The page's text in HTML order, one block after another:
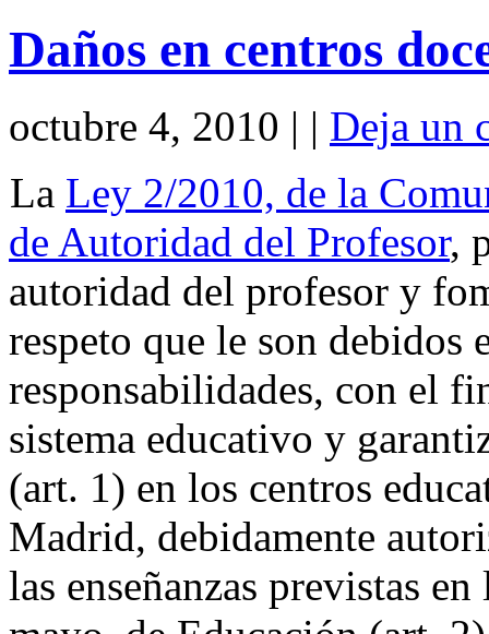
Daños en centros
octubre 4, 2010 | | Deja un
La Ley 2/2010, de la
de Autoridad del Profesor,
autoridad del profesor y
respeto que le son debidos
responsabilidades, con el
sistema educativo y
(art. 1) en los centros
Madrid, debidamente
las enseñanzas previstas